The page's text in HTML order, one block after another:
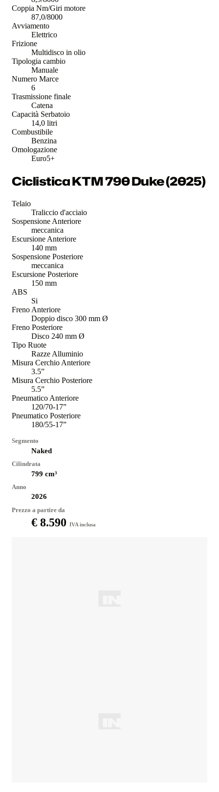
Coppia Nm/Giri motore
87,0/8000
Avviamento
Elettrico
Frizione
Multidisco in olio
Tipologia cambio
Manuale
Numero Marce
6
Trasmissione finale
Catena
Capacità Serbatoio
14,0 litri
Combustibile
Benzina
Omologazione
Euro5+
Ciclistica KTM 790 Duke (2025)
Telaio
Traliccio d'acciaio
Sospensione Anteriore
meccanica
Escursione Anteriore
140 mm
Sospensione Posteriore
meccanica
Escursione Posteriore
150 mm
ABS
Si
Freno Anteriore
Doppio disco 300 mm Ø
Freno Posteriore
Disco 240 mm Ø
Tipo Ruote
Razze Alluminio
Misura Cerchio Anteriore
3.5”
Misura Cerchio Posteriore
5.5”
Pneumatico Anteriore
120/70-17”
Pneumatico Posteriore
180/55-17”
Segmento
Naked
Cilindrata
799 cm³
Anno
2026
Prezzo a partire da
€ 8.590 IVA inclusa